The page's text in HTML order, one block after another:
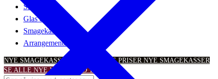
Søde vine
Glas & tilbehør
Smagekasser
Arrangementer
NYE SMAGEKASSER – TIL SKARPE PRISER NYE SMAGEKASSER
SE ALLE NYE VINTILBUDTILBUD